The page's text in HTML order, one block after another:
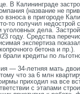
В Калининграде
(название не
взноса в пригороде
то получил
уголовных дела.
году. Средства
экспертиза
бетона и пр.).
кредиты по
— 34-летняя мать
что за 6 млн
приходил на все
с этапами